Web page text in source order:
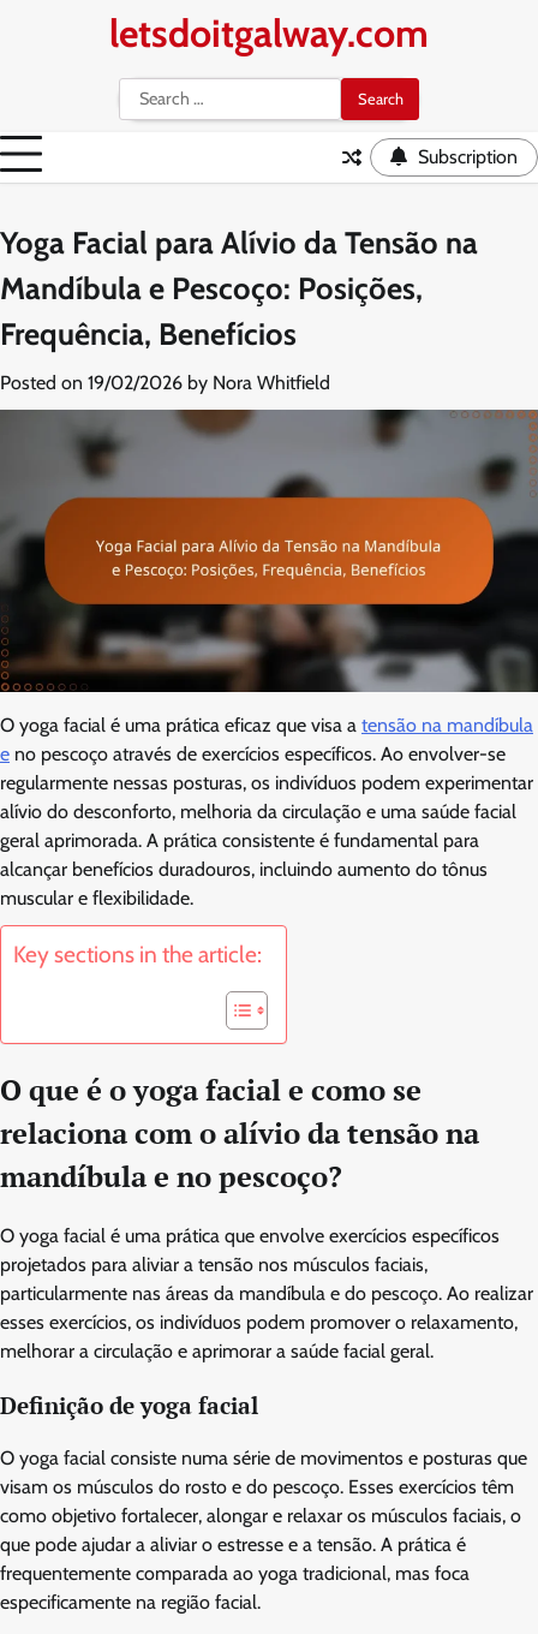
letsdoitgalway.com
Search
for:
Subscription
Yoga Facial para Alívio da Tensão na
Mandíbula e Pescoço: Posições,
Frequência, Benefícios
Posted on 19/02/2026 by Nora Whitfield
O yoga facial é uma prática eficaz que visa a tensão na mandíbula
e no pescoço através de exercícios específicos. Ao envolver-se
regularmente nessas posturas, os indivíduos podem experimentar
alívio do desconforto, melhoria da circulação e uma saúde facial
geral aprimorada. A prática consistente é fundamental para
alcançar benefícios duradouros, incluindo aumento do tônus
muscular e flexibilidade.
Key sections in the article:
O que é o yoga facial e como se
relaciona com o alívio da tensão na
mandíbula e no pescoço?
O yoga facial é uma prática que envolve exercícios específicos
projetados para aliviar a tensão nos músculos faciais,
particularmente nas áreas da mandíbula e do pescoço. Ao realizar
esses exercícios, os indivíduos podem promover o relaxamento,
melhorar a circulação e aprimorar a saúde facial geral.
Definição de yoga facial
O yoga facial consiste numa série de movimentos e posturas que
visam os músculos do rosto e do pescoço. Esses exercícios têm
como objetivo fortalecer, alongar e relaxar os músculos faciais, o
que pode ajudar a aliviar o estresse e a tensão. A prática é
frequentemente comparada ao yoga tradicional, mas foca
especificamente na região facial.